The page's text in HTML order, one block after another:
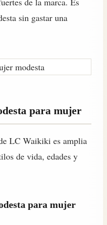
sin gastar una
para mujer
LC Waikiki es amplia
de vida, edades y
para mujer